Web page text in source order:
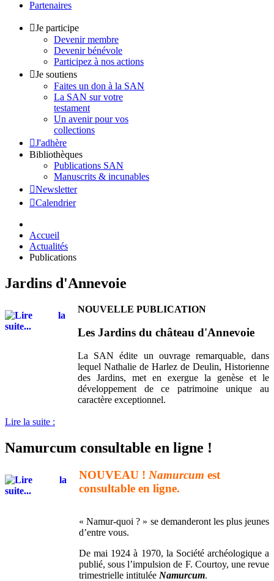
Partenaires
Je participe
Devenir membre
Devenir bénévole
Participez à nos actions
Je soutiens
Faites un don à la SAN
La SAN sur votre
testament
Un avenir pour vos
collections
J'adhère
Bibliothèques
Publications SAN
Manuscrits & incunables
Newsletter
Calendrier
Accueil
Actualités
Publications
Jardins d'Annevoie
NOUVELLE PUBLICATION
Les Jardins du château d'Annevoie
La SAN édite un ouvrage remarquable, dans
lequel Nathalie de Harlez de Deulin, Historienne
des Jardins, met en exergue la genèse et le
développement de ce patrimoine unique au
caractère exceptionnel.
Lire la suite :
Namurcum consultable en ligne !
NOUVEAU ! Namurcum est
consultable en ligne.
« Namur-quoi ? » se demanderont les plus jeunes
d’entre vous.
De mai 1924 à 1970, la Société archéologique a
publié, sous l’impulsion de F. Courtoy, une revue
trimestrielle intitulée Namurcum.